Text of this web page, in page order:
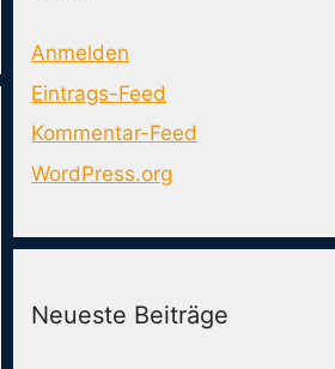
Anmelden
Eintrags-Feed
Kommentar-Feed
WordPress.org
Neueste Beiträge